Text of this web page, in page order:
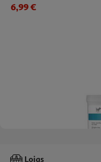
6,99 €
Toalhitas Vet's+best Para
Lojas